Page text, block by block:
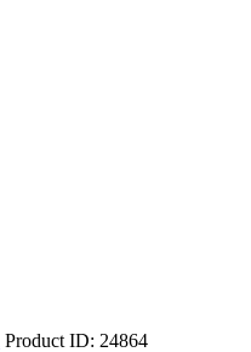
Product ID: 24864